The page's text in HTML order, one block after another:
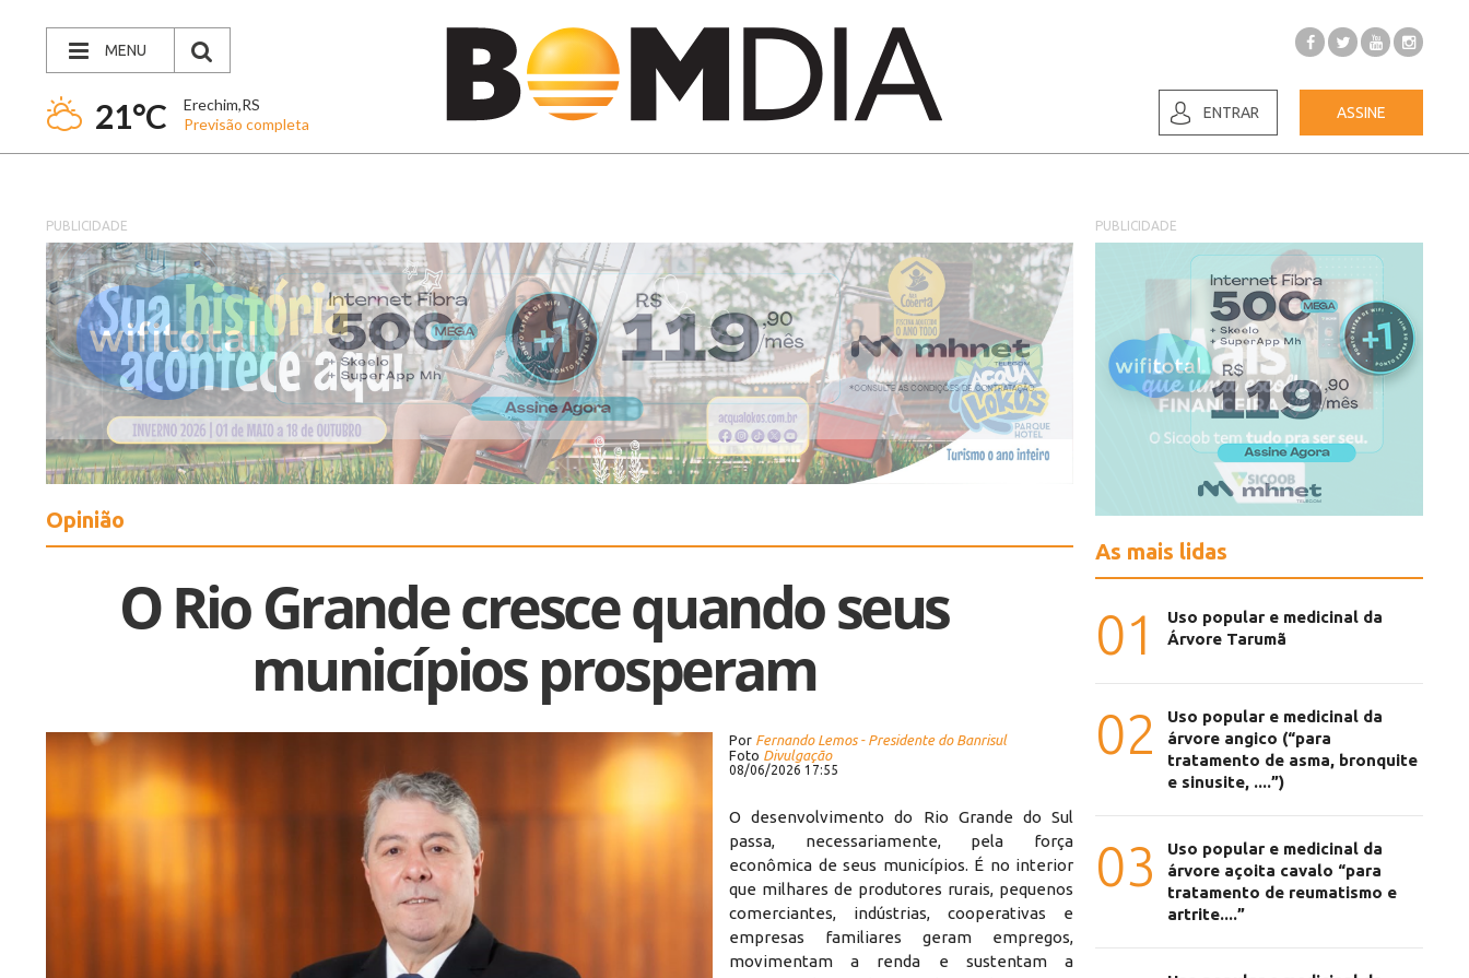
MENU
21°C
Erechim,RS
Previsão completa
ENTRAR ASSINE
PUBLICIDADE
Opinião
O Rio Grande cresce quando seus
municípios prosperam
Por Fernando Lemos - Presidente do Banrisul
Foto Divulgação
08/06/2026 17:55
O desenvolvimento do Rio Grande do Sul
passa, necessariamente, pela força
econômica de seus municípios. É no interior
que milhares de produtores rurais, pequenos
comerciantes, indústrias, cooperativas e
empresas familiares geram empregos,
movimentam a renda e sustentam a
PUBLICIDADE
As mais lidas
01
Uso popular e medicinal da
Árvore Tarumã
02
Uso popular e medicinal da
árvore angico (“para
tratamento de asma, bronquite
e sinusite, ....”)
03
Uso popular e medicinal da
árvore açoita cavalo “para
tratamento de reumatismo e
artrite....”